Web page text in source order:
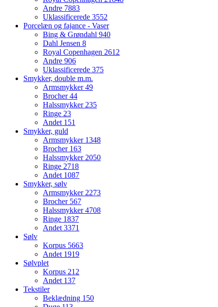
Andre 7883
Uklassificerede 3552
Porcelæn og fajance - Vaser
Bing & Grøndahl 940
Dahl Jensen 8
Royal Copenhagen 2612
Andre 906
Uklassificerede 375
Smykker, double m.m.
Armsmykker49
Brocher44
Halssmykker 235
Ringe 23
Andet 151
Smykker, guld
Armsmykker 1348
Brocher 163
Halssmykker 2050
Ringe 2718
Andet 1087
Smykker, sølv
Armsmykker 2273
Brocher 567
Halssmykker4708
Ringe 1837
Andet 3371
Sølv
Korpus 5663
Andet 1919
Sølvplet
Korpus 212
Andet 137
Tekstiler
Beklædning 150